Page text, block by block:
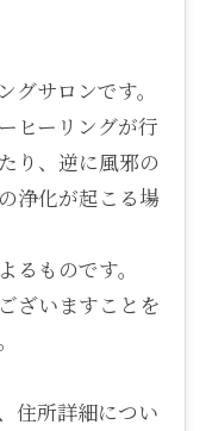
サロンです。
ヒーリングが行
り、逆に風邪の
浄化が起こる場
るものです。
ざいますことを
住所詳細につい